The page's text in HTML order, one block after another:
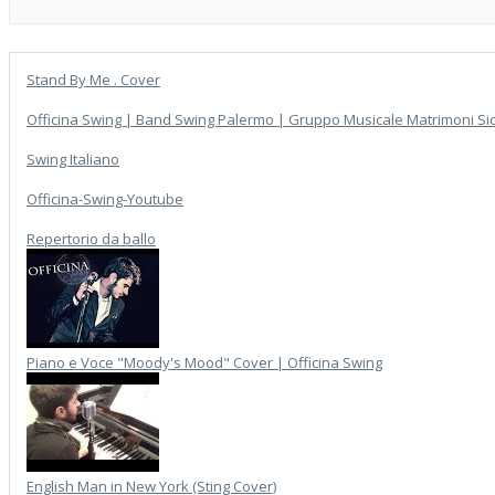
Stand By Me . Cover
Officina Swing | Band Swing Palermo | Gruppo Musicale Matrimoni
Swing Italiano
Officina-Swing-Youtube
Repertorio da ballo
Piano e Voce "Moody's Mood" Cover | Officina Swing
English Man in New York (Sting Cover)